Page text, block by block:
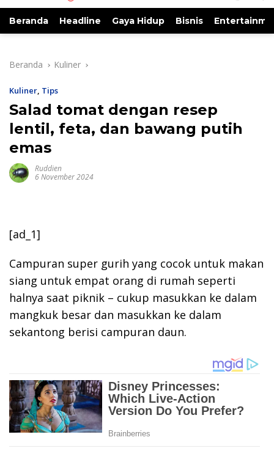
Beranda Headline Gaya Hidup Bisnis
Beranda Kuliner
Kuliner, Tips
Salad tomat dengan resep
lentil, feta, dan bawang putih
emas
Ruddien
6 November 2024
[ad_1]
Campuran super gurih yang cocok untuk makan
siang untuk empat orang di rumah seperti
halnya saat piknik – cukup masukkan ke dalam
mangkuk besar dan masukkan ke dalam
sekantong berisi campuran daun.